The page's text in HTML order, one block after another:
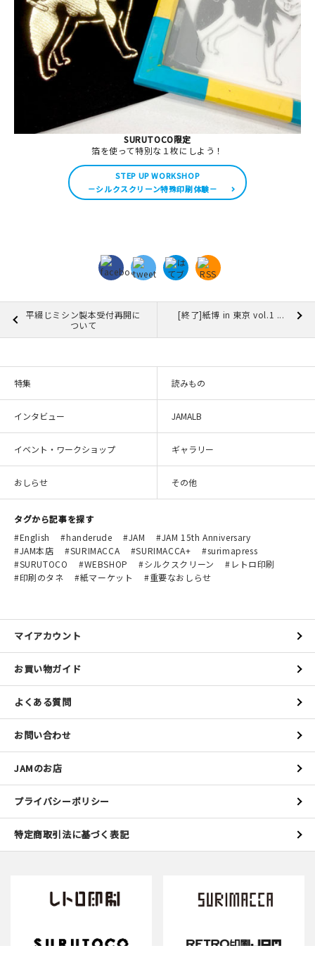
SURUTOCO限定
箔を使って特別な１枚にしよう！
STEP UP WORKSHOP
－シルクスクリーン特殊印刷体験－
平綴じミシン製本受付再開に
ついて
[終了]紙博 in 東京 vol.1 ...
特集 読みもの
インタビュー JAMALB
イベント・ワークショップ ギャラリー
おしらせ その他
タグから記事を探す
English
handerude JAM
JAM 15th Anniversary
JAM本店
SURIMACCA SURIMACCA+
surimapress
SURUTOCO
WEBSHOP シルクスクリーン
レトロ印刷
印刷のタネ
紙マーケット 重要なおしらせ
マイアカウント
お買い物ガイド
よくある質問
お問い合わせ
JAMのお店
プライバシーポリシー
特定商取引法に基づく表記